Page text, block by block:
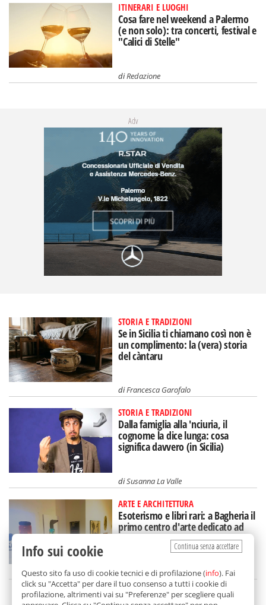
ITINERARI E LUOGHI
Cosa fare nel weekend a Palermo
(e non solo): tra concerti, festival e
"Calici di Stelle"
diRedazione
Adv
STORIA E TRADIZIONI
Se in Sicilia ti chiamano così non è
un complimento: la (vera) storia
del càntaru
diFrancesca Garofalo
STORIA E TRADIZIONI
Dalla famiglia alla 'nciuria, il
cognome la dice lunga: cosa
significa davvero (in Sicilia)
diSusanna La Valle
ARTE E ARCHITETTURA
Esoterismo e libri rari: a Bagheria il
primo centro d'arte dedicato ad
Aleister Crowley
diRedazione
Continua senza accettare
Info sui cookie
Questo sito fa uso di cookie tecnici e di profilazione (info). Fai
click su "Accetta" per dare il tuo consenso a tutti i cookie di
profilazione, altrimenti vai su "Preferenze" per scegliere quali